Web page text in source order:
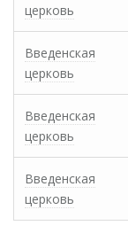
церковь
Введенская
церковь
Введенская
церковь
Введенская
церковь